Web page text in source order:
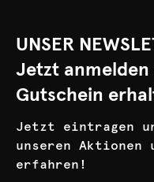
UNSER
Jetzt anmelden
Gutschein
Jetzt eintragen
unseren Aktionen
erfahren!